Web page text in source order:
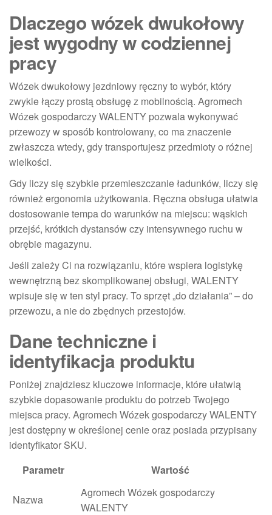
Dlaczego wózek dwukołowy
jest wygodny w codziennej
pracy
Wózek dwukołowy jezdniowy ręczny to wybór, który
zwykle łączy prostą obsługę z mobilnością. Agromech
Wózek gospodarczy WALENTY pozwala wykonywać
przewozy w sposób kontrolowany, co ma znaczenie
zwłaszcza wtedy, gdy transportujesz przedmioty o różnej
wielkości.
Gdy liczy się szybkie przemieszczanie ładunków, liczy się
również ergonomia użytkowania. Ręczna obsługa ułatwia
dostosowanie tempa do warunków na miejscu: wąskich
przejść, krótkich dystansów czy intensywnego ruchu w
obrębie magazynu.
Jeśli zależy Ci na rozwiązaniu, które wspiera logistykę
wewnętrzną bez skomplikowanej obsługi, WALENTY
wpisuje się w ten styl pracy. To sprzęt „do działania” – do
przewozu, a nie do zbędnych przestojów.
Dane techniczne i
identyfikacja produktu
Poniżej znajdziesz kluczowe informacje, które ułatwią
szybkie dopasowanie produktu do potrzeb Twojego
miejsca pracy. Agromech Wózek gospodarczy WALENTY
jest dostępny w określonej cenie oraz posiada przypisany
identyfikator SKU.
Parametr
Wartość
Nazwa
Agromech Wózek gospodarczy
WALENTY